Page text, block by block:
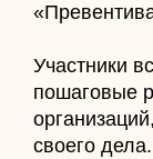
Участники
пошаговые
своего дела.